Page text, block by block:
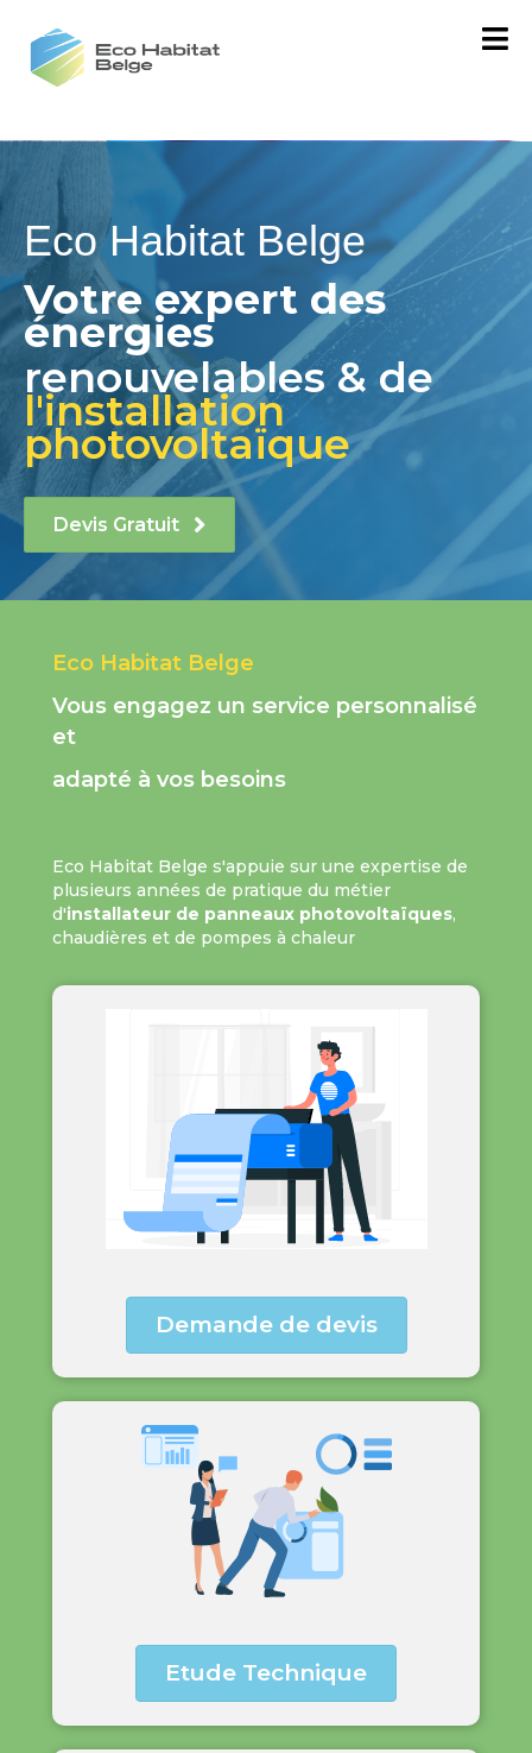
Eco Habitat Belge
Votre expert des
énergies
renouvelables & de
l'installation
photovoltaïque
Devis Gratuit
Eco Habitat Belge
Vous engagez un service personnalisé
et
adapté à vos besoins
Eco Habitat Belge s'appuie sur une expertise de
plusieurs années de pratique du métier
d'installateur de panneaux photovoltaïques,
chaudières et de pompes à chaleur
Demande de devis
Etude Technique